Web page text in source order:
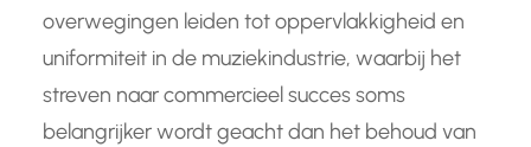
overwegingen leiden tot oppervlakkigheid en
uniformiteit in de muziekindustrie, waarbij het
streven naar commercieel succes soms
belangrijker wordt geacht dan het behoud van